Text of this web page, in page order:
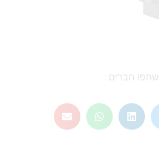
שתפו חברים :